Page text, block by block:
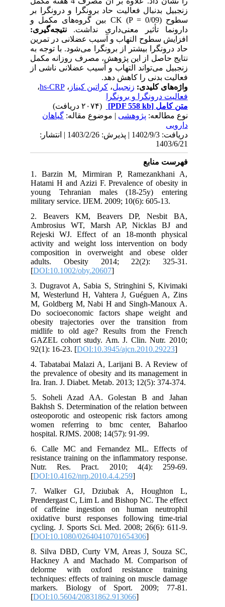
زنجبیل بدنبال فعالیت حاد برونگرا و درونگرا بر
سطوح CK (P = 0/09) بین گروه‌های مکمل و
دارونما تأثیر معنی‌داری نداشت.نتیجه‌گیری:
افزایش سطوح التهاب و آسیب عضلانی در تمرین
حاد درونگرا بیشتر از برونگرا می‌شود. با توجه به
نتایج حاصل از این پژوهش، مصرف روزانه مکمل
زنجبیل می‌تواند التهاب و آسیب عضلانی ناشی از
فعالیت بدنی را کاهش دهد.
واژه‌های کلیدی:زنجبیل،کراتین کیناز،hs-CRP،
فعالیت درونگرا و برونگرا
متن کامل[PDF 558 kb]
(۲۰۷۴ دریافت)
نوع مطالعه:پژوهشی| موضوع مقاله:گياهان
دارویی
دریافت: 1402/9/3 | پذیرش: 1403/2/26 | انتشار:
1403/6/21
فهرست منابع
1. Barzin M, Mirmiran P, Ramezankhani A,
Hatami H and Azizi F. Prevalence of obesity in
young Tehranian males (18-25y) entering
military service. IJEM. 2009; 10(6): 605-13.
2. Beavers KM, Beavers DP, Nesbit BA,
Ambrosius WT, Marsh AP, Nicklas BJ and
Rejeski WJ. Effect of an 18‐month physical
activity and weight loss intervention on body
composition in overweight and obese older
adults. Obesity 2014; 22(2): 325-31.
[DOI:10.1002/oby.20607
3. Dugravot A, Sabia S, Stringhini S, Kivimaki
M, Westerlund H, Vahtera J, Guéguen A, Zins
M, Goldberg M, Nabi H and Singh-Manoux A.
Do socioeconomic factors shape weight and
obesity trajectories over the transition from
midlife to old age? Results from the French
GAZEL cohort study. Am. J. Clin. Nutr. 2010;
92(1): 16-23. [DOI:10.3945/ajcn.2010.29223
4. Tabatabai Malazi A, Larijani B. A Review of
the prevalence of obesity and its management in
Ira. Iran. J. Diabet. Metab. 2013; 12(5): 374-374.
5. Soheli Azad AA. Golestan B and Jahan
Bakhsh S. Determination of the relation between
osteoporotic and osteopenic risk factors among
women referring to bmc center, Baharloo
hospital. RJMS. 2008; 14(57): 91-99.
6. Calle MC and Fernandez ML. Effects of
resistance training on the inflammatory response.
Nutr. Res. Pract. 2010; 4(4): 259-69.
[DOI:10.4162/nrp.2010.4.4.259
7. Walker GJ, Dziubak A, Houghton L,
Prendergast C, Lim L and Bishop NC. The effect
of caffeine ingestion on human neutrophil
oxidative burst responses following time-trial
cycling. J. Sports Sci. Med. 2008; 26(6): 611-9.
[DOI:10.1080/02640410701654306
8. Silva DBD, Curty VM, Areas J, Souza SC,
Hackney A and Machado M. Comparison of
delorme with oxford resistance training
techniques: effects of training on muscle damage
markers. Biology of Sport. 2009; 77-81.
[DOI:10.5604/20831862.913066